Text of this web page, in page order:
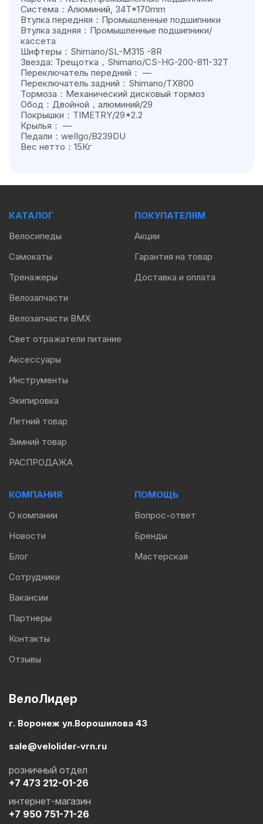
Система：Алюминий, 34T*170mm
Втулка передняя：Промышленные подшипники
Втулка задняя：Промышленные подшипники/
кассета
Шифтеры：Shimano/SL-M315 -8R
Звезда: Трещотка，Shimano/CS-HG-200-811-32T
Переключатель передний： —
Переключатель задний：Shimano/TX800
Тормоза：Механический дисковый тормоз
Обод：Двойной，алюминий/29
Покрышки：TIMETRY/29*2.2
Крылья： —
Педали：weIIgo/B239DU
Вес нетто：15Кг
ВелоЛидер
г. Воронеж ул.Ворошилова 43
sale@velolider-vrn.ru
+7 473 212-01-26
розничный отдел
+7 950 751-71-26
интернет-магазин
КАТАЛОГ
Велосипеды
Самокаты
Тренажеры
Велозапчасти
Велозапчасти BMX
Свет отражатели питание
Аксессуары
Инструменты
Экипировка
Летний товар
Зимний товар
РАСПРОДАЖА
ПОКУПАТЕЛЯМ
Акции
Гарантия на товар
Доставка и оплата
КОМПАНИЯ
О компании
Новости
Блог
Сотрудники
Вакансии
Партнеры
Контакты
Отзывы
ПОМОЩЬ
Вопрос-ответ
Бренды
Мастерская